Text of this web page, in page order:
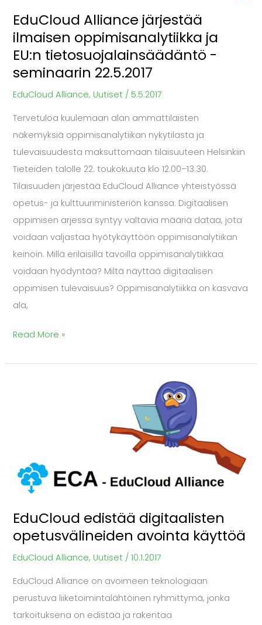
EduCloud Alliance järjestää
ilmaisen oppimisanalytiikka ja
EU:n tietosuojalainsäädäntö -
seminaarin 22.5.2017
EduCloud Alliance, Uutiset /5.5.2017
Tervetuloa kuulemaan alan ammattilaisten
näkemyksiä oppimisanalytiikan nykytilasta ja
tulevaisuudesta maksuttomaan tilaisuuteen Helsinkiin
Tieteiden talolle 22. toukokuuta klo 12.00–13.30.
Tilaisuuden järjestää EduCloud Alliance yhteistyössä
opetus- ja kulttuuriministeriön kanssa. Digitaalisen
oppimisen arjessa syntyy valtavia määriä dataa, jota
voidaan valjastaa hyötykäyttöön oppimisanalytiikan
keinoin. Millä erilaisilla tavoilla oppimisanalytiikkaa
voidaan hyödyntää? Miltä näyttää digitaalisen
oppimisen tulevaisuus? Oppimisanalytiikka on kasvava
ala,
tietosuojalainsäädäntö
-
seminaarin
22.5.2017
Read More »
EduCloud edistää digitaalisten
opetusvälineiden avointa käyttöä
EduCloud Alliance, Uutiset /10.1.2017
EduCloud Alliance on avoimeen teknologiaan
perustuva liiketoimintalähtöinen ryhmittymä, jonka
tarkoituksena on edistää ja rakentaa
käyttöä